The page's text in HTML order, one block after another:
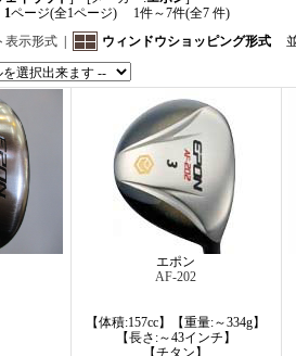
1ページ(全1ページ) 1件～7件(全7 件)
表示形式 ウィンドウショッピング形式
エポン
AF-202
【体積:157cc】【重量:～334g】
【長さ:～43インチ】
【チタン】